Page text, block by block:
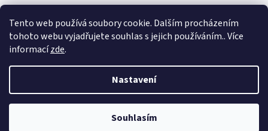
Tento web používá soubory cookie. Dalším procházením
tohoto webu vyjadřujete souhlas s jejich používáním.. Více
informacízde.
Nastavení
Souhlasím
Vážení zákazníci, kamenná prodejna ve Zlíně - Kudlově bude ve dnech
10.8. - 17.8. 2026 uzavřena z důvodu dovolené. Provoz eshopu a
expedice uskutečněných objednávek bude v tomto období probíhat v
Údržba trávníku v měsíci květnu
Vytvořil Shoptet
wolfgartennaradi.cz. Všechna práva vyhrazena.